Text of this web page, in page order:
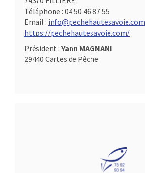
Téléphone : 04 50 46 87 55
Email : info@pechehautesavoie.com
https://pechehautesavoie.com/
Président : Yann MAGNANI
29440 Cartes de Pêche